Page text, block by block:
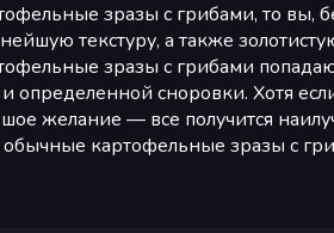
зразы с грибами, то вы,
текстуру, а также
зразы с грибами
определенной сноровки. Хотя
желание — все получится
картофельные зразы с